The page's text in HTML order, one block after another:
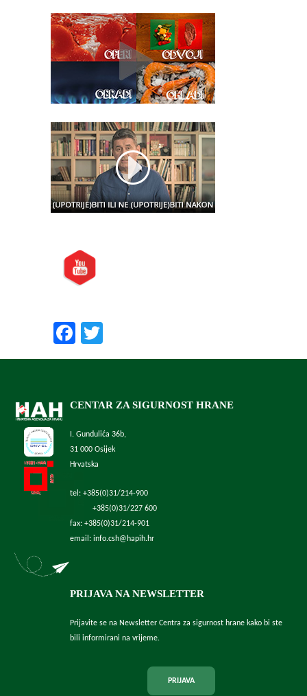
Facebook
CENTAR ZA SIGURNOST HRANE
I. Gundulića 36b,
31 000 Osijek
Hrvatska
tel: +385(0)31/214-900
+385(0)31/227 600
fax: +385(0)31/214-901
email: info.csh@hapih.hr
PRIJAVA NA NEWSLETTER
Prijavite se na Newsletter Centra za sigurnost hrane kako bi ste
bili informirani na vrijeme.
PRIJAVA